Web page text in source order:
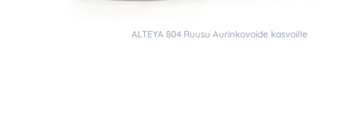
ALTEYA 804 Ruusu Aurinkovoide kasvoille